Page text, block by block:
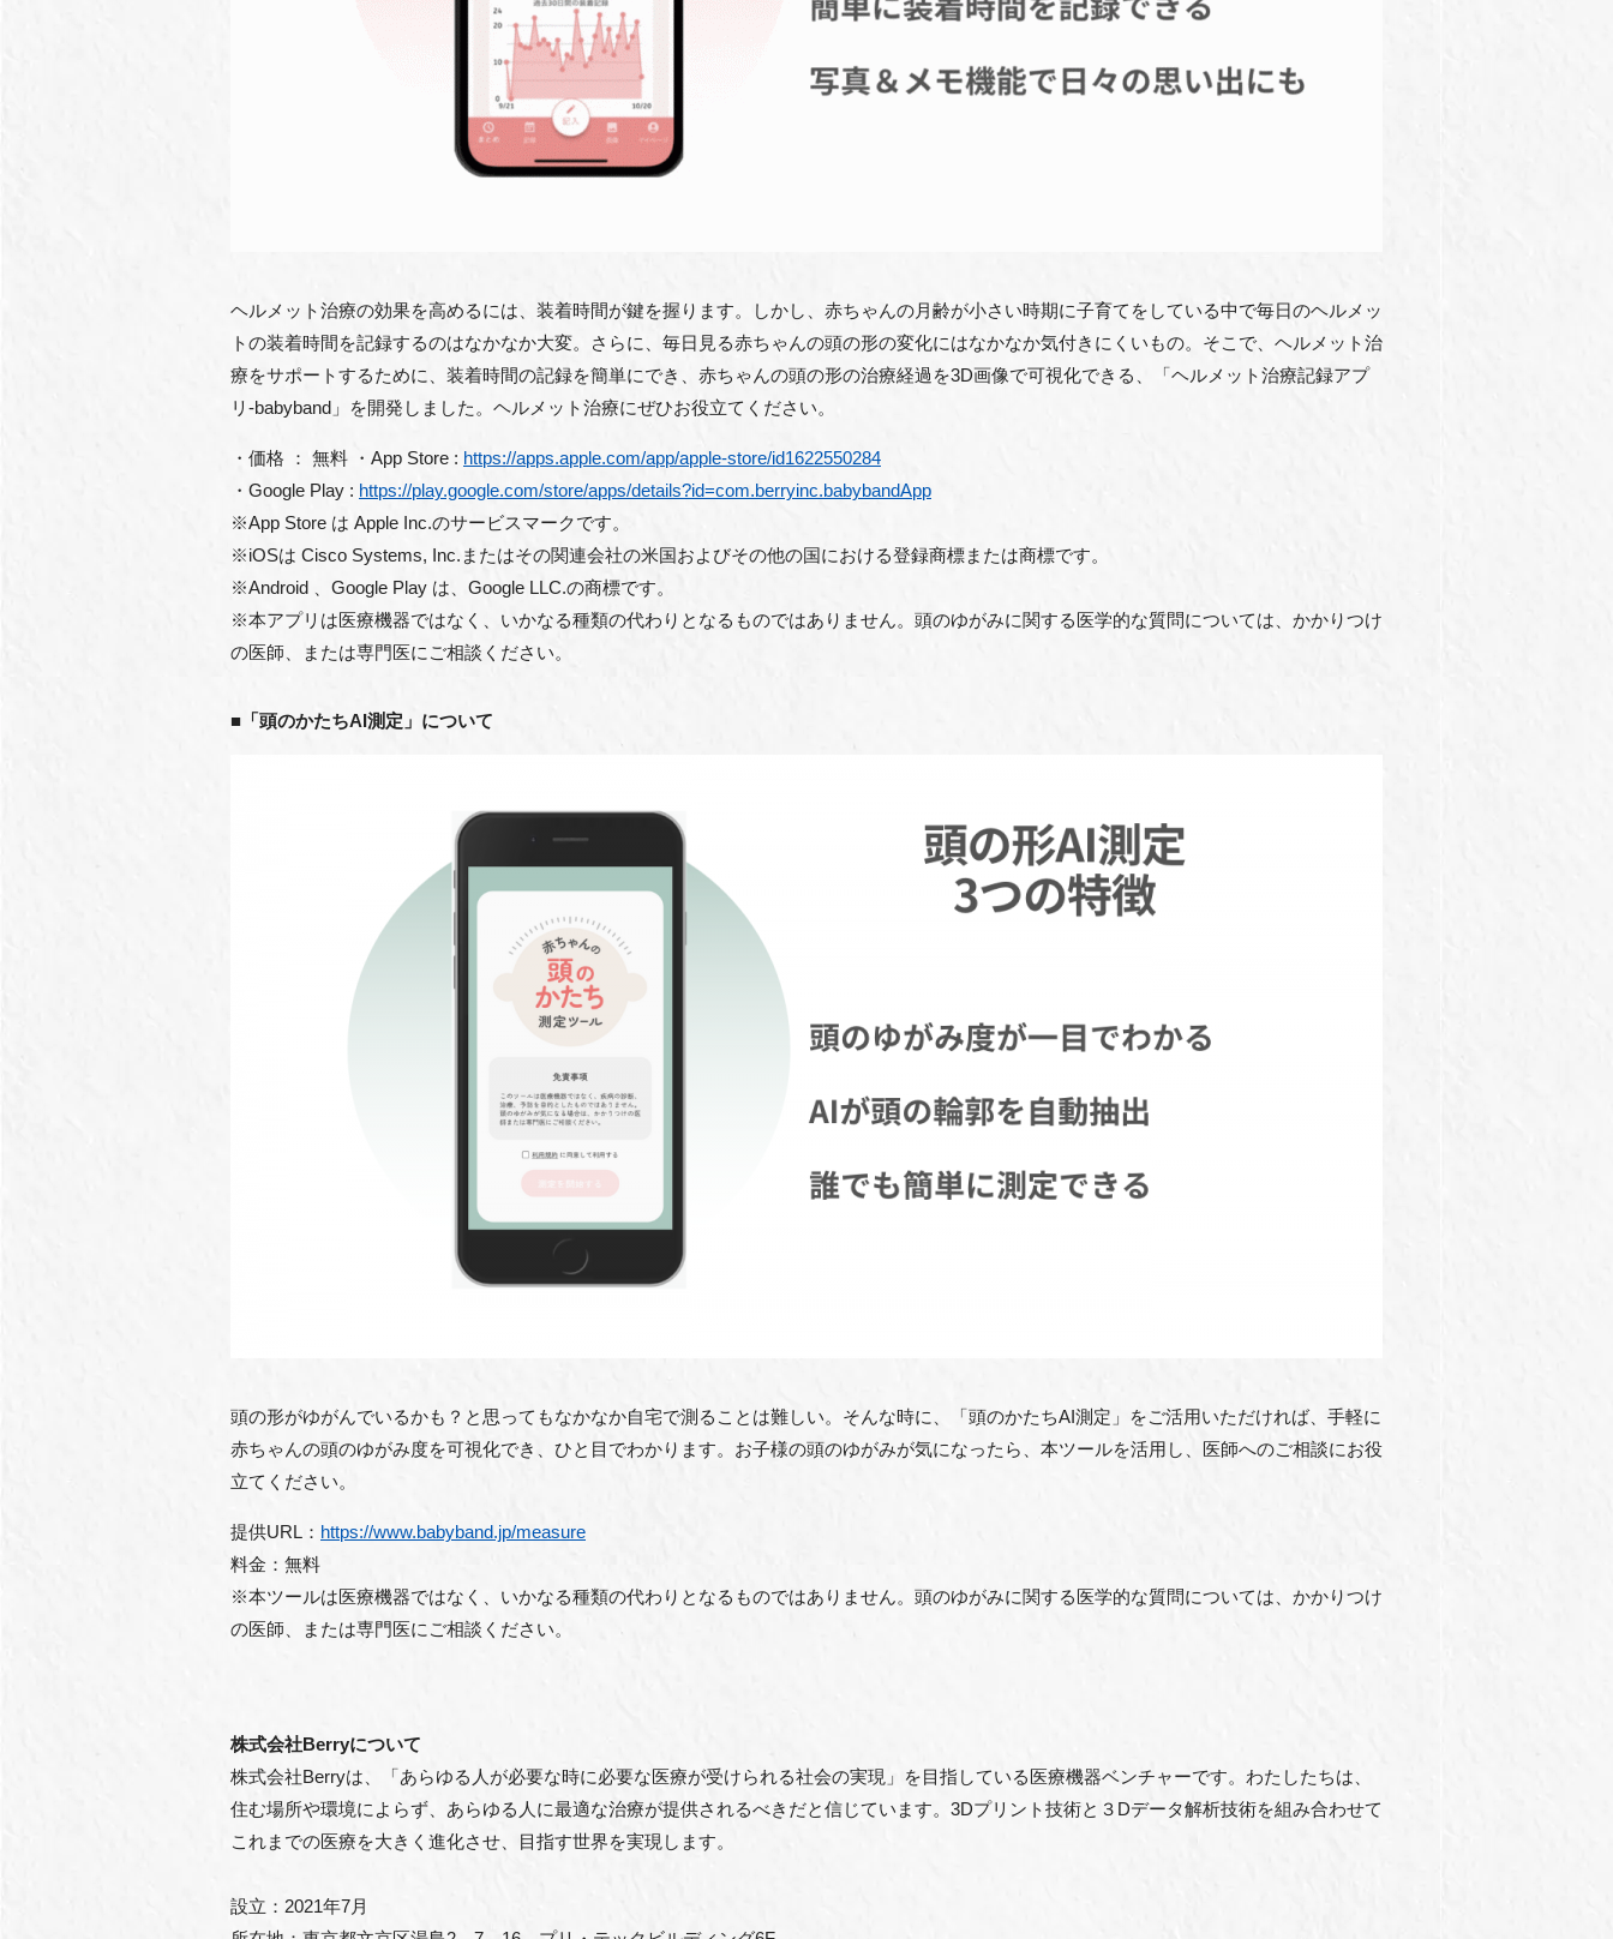
ヘルメット治療の効果を高めるには、装着時間が鍵を握ります。しかし、赤ちゃんの月齢が小さい時期に子育てをしている中で毎日のヘルメッ
トの装着時間を記録するのはなかなか大変。さらに、毎日見る赤ちゃんの頭の形の変化にはなかなか気付きにくいもの。そこで、ヘルメット治
療をサポートするために、装着時間の記録を簡単にでき、赤ちゃんの頭の形の治療経過を3D画像で可視化できる、「ヘルメット治療記録アプ
リ-babyband」を開発しました。ヘルメット治療にぜひお役立てください。
・価格 ： 無料 ・App Store : https://apps.apple.com/app/apple-store/id1622550284
・Google Play : https://play.google.com/store/apps/details?id=com.berryinc.babybandApp
※App Store は Apple Inc.のサービスマークです。
※iOSは Cisco Systems, Inc.またはその関連会社の米国およびその他の国における登録商標または商標です。
※Android 、Google Play は、Google LLC.の商標です。
※本アプリは医療機器ではなく、いかなる種類の代わりとなるものではありません。頭のゆがみに関する医学的な質問については、かかりつけ
の医師、または専門医にご相談ください。
■「頭のかたちAI測定」について
頭の形がゆがんでいるかも？と思ってもなかなか自宅で測ることは難しい。そんな時に、「頭のかたちAI測定」をご活用いただければ、手軽に
赤ちゃんの頭のゆがみ度を可視化でき、ひと目でわかります。お子様の頭のゆがみが気になったら、本ツールを活用し、医師へのご相談にお役
立てください。
提供URL： https://www.babyband.jp/measure
料金：無料
※本ツールは医療機器ではなく、いかなる種類の代わりとなるものではありません。頭のゆがみに関する医学的な質問については、かかりつけ
の医師、または専門医にご相談ください。
株式会社Berryについて
株式会社Berryは、「あらゆる人が必要な時に必要な医療が受けられる社会の実現」を目指している医療機器ベンチャーです。わたしたちは、
住む場所や環境によらず、あらゆる人に最適な治療が提供されるべきだと信じています。3Dプリント技術と３Dデータ解析技術を組み合わせて
これまでの医療を大きく進化させ、目指す世界を実現します。
設立：2021年7月